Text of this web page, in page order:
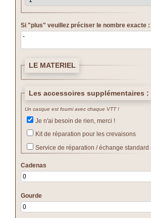
Si "plus" veuillez préciser le nombre exacte :
LE MATERIEL
Les accessoires supplémentaires :
Un casque est fourni avec chaque VTT !
Je n'ai besoin de rien, merci !
Kit de réparation pour les crevaisons
Service de réparation / échange standard
Cadenas
Gourde